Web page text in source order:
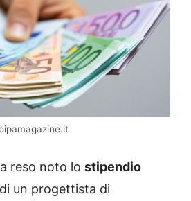
reso noto lo stipendio
un progettista di